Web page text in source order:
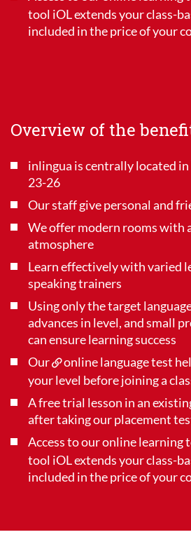
tool iOLextends your class-
included in the price of your
Overview of the
inlingua is centrally located
23-26
Our staff give personal and
We offer modern rooms with
atmosphere
Learn effectively with varied
speaking trainers
Using only the target
advances in level, and small
can ensure learning success
Our
online language test
your level before joining a
A free trial lesson in an
after taking our placement
Access to our online learning
tool iOLextends your class-
included in the price of your